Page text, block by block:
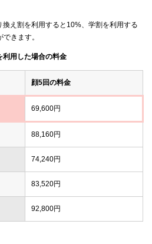
え割を利用すると10%、学割を利用する
きます。
利用した場合の料金
顔5回の料金
69,600円
88,160円
74,240円
83,520円
92,800円